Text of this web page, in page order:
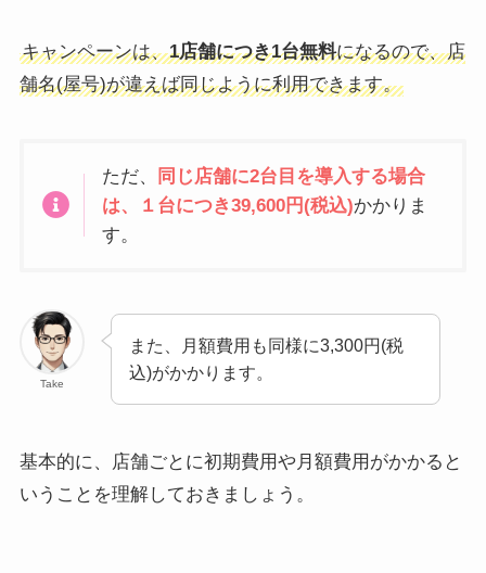
キャンペーンは、1店舗につき1台無料になるので、店
舗名(屋号)が違えば同じように利用できます。
ただ、
同じ店舗に2台目を導入する場合
は、１台につき39,600円(税込)かかりま
す。
Take
また、月額費用も同様に3,300円(税
込)がかかります。
基本的に、店舗ごとに初期費用や月額費用がかかると
いうことを理解しておきましょう。